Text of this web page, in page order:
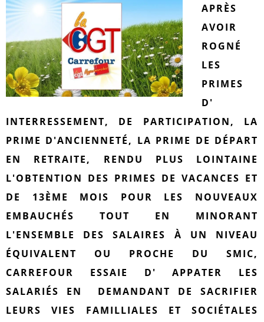
APRÈS
AVOIR
ROGNÉ
LES
PRIMES
D'
INTERRESSEMENT, DE PARTICIPATION, LA
PRIME D'ANCIENNETÉ, LA PRIME DE DÉPART
EN RETRAITE, RENDU PLUS LOINTAINE
L'OBTENTION DES PRIMES DE VACANCES ET
DE 13ÈME MOIS POUR LES NOUVEAUX
EMBAUCHÉS TOUT EN MINORANT
L'ENSEMBLE DES SALAIRES À UN NIVEAU
ÉQUIVALENT OU PROCHE DU SMIC,
CARREFOUR ESSAIE D' APPATER LES
SALARIÉS EN DEMANDANT DE SACRIFIER
LEURS VIES FAMILLIALES ET SOCIÉTALES